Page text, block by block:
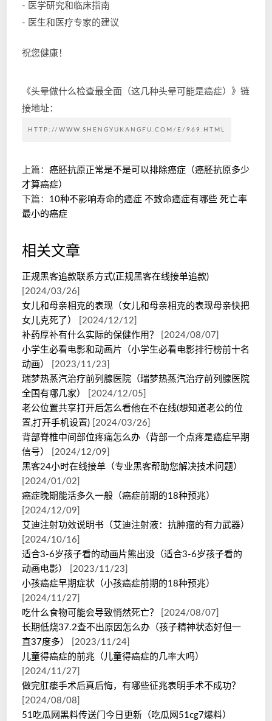
- 医学研究和临床指南
- 医生和医疗专家的建议
祝您健康！
《头晕做什么检查最全面（这几种头晕可能是癌症）》链
接地址：
HTTP://WWW.SHENGYUKANGFU.COM/E/969.HTML
上篇：癌胚抗原正常是不是可以排除癌症（癌胚抗原多少
才算癌症）
下篇： 10种不影响寿命的癌症 不致命癌症有哪些 死亡率
最小的癌症
相关文章
正规黑客追款联系方式(正规黑客在线接单追款)
[2024/03/26]
女儿和母亲相克的表现（女儿和母亲相克的表现母亲快把
女儿克死了）
[2024/12/12]
补药厚补有什么实际的保健作用？
[2024/08/07]
小学生必看电影和动画片（小学生必看电影排行榜前十名
动画）
[2023/11/23]
瑞梦热蒸汽治疗前列腺医院（瑞梦热蒸汽治疗前列腺医院
全国有哪几家）
[2024/12/05]
老公位置共享打开后怎么看他在不在线(想知道老公的位
置,打开手机设置) [2024/03/26]
背部脊椎中间部位疼痛怎么办（背部一个点疼是癌症早期
信号）
[2024/12/09]
黑客24小时在线接单（专业黑客帮助您解决技术问题）
[2024/01/02]
癌症晚期能活多久一般（癌症前期的18种预兆）
[2024/12/09]
艾迪注射功效说明书（艾迪注射液：抗肿瘤的有力武器）
[2024/10/16]
适合3-6岁孩子看的动画片熊出没（适合3-6岁孩子看的
动画电影）
[2023/11/23]
小孩癌症早期症状（小孩癌症前期的18种预兆）
[2024/11/27]
吃什么食物可能会导致悄然死亡？
[2024/08/07]
长期低烧37.2查不出原因怎么办（孩子精神状态好但一
直37度多）
[2023/11/24]
儿童得癌症的前兆（儿童得癌症的几率大吗）
[2024/11/27]
做完肛瘘手术后真后悔，有哪些征兆表明手术不成功？
[2024/08/08]
51吃瓜网黑料传送门今日更新（吃瓜网51cg7爆料）